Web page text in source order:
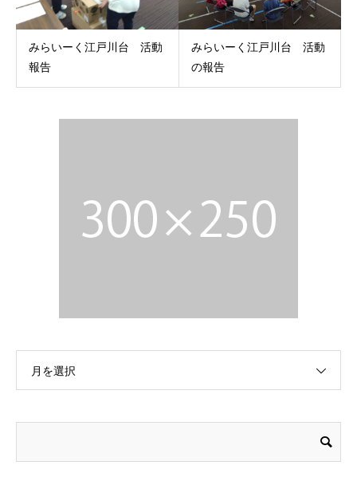
みらいーく江戸川台 活動
報告
みらいーく江戸川台 活動
の報告
月を選択